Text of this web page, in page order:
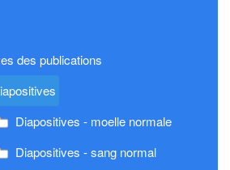
des publications
Diapositives - moelle normale
Diapositives - sang normal